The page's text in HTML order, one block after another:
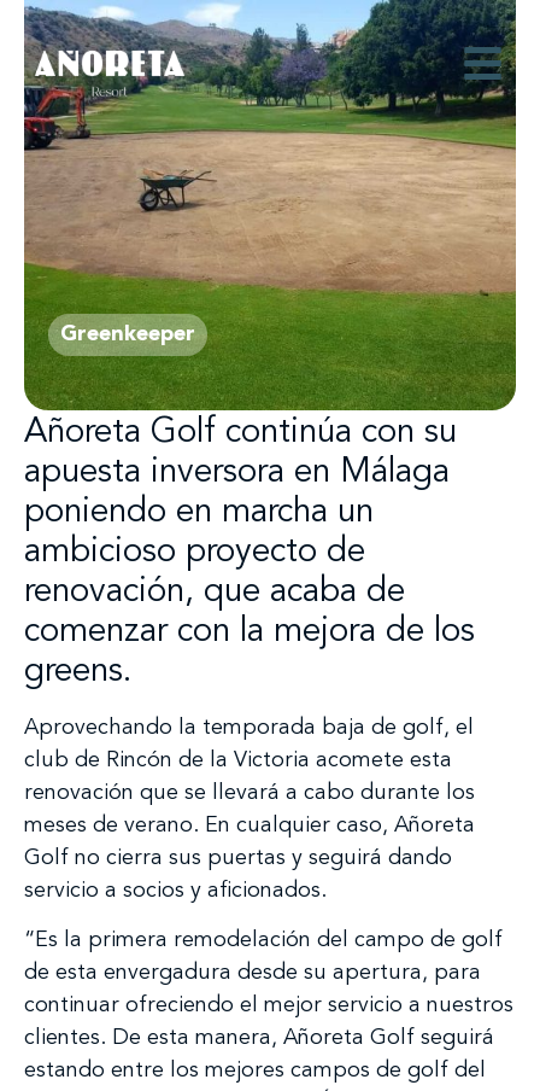
Greenkeeper
Añoreta Golf continúa con su
apuesta inversora en Málaga
poniendo en marcha un
ambicioso proyecto de
renovación, que acaba de
comenzar con la mejora de los
greens.
Aprovechando la temporada baja de golf, el
club de Rincón de la Victoria acomete esta
renovación que se llevará a cabo durante los
meses de verano. En cualquier caso, Añoreta
Golf no cierra sus puertas y seguirá dando
servicio a socios y aficionados.
“Es la primera remodelación del campo de golf
de esta envergadura desde su apertura, para
continuar ofreciendo el mejor servicio a nuestros
clientes. De esta manera, Añoreta Golf seguirá
estando entre los mejores campos de golf del